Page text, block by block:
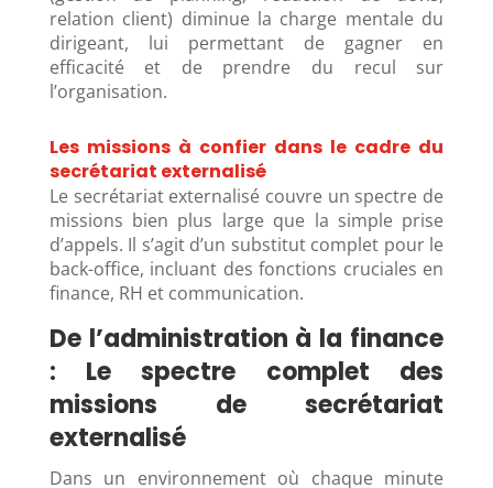
relation client) diminue la charge mentale du
dirigeant, lui permettant de gagner en
efficacité et de prendre du recul sur
l’organisation.
Les missions à confier dans le cadre du
secrétariat externalisé
Le secrétariat externalisé couvre un spectre de
missions bien plus large que la simple prise
d’appels. Il s’agit d’un substitut complet pour le
back-office, incluant des fonctions cruciales en
finance, RH et communication.
De l’administration à la finance
: Le spectre complet des
missions de secrétariat
externalisé
Dans un environnement où chaque minute